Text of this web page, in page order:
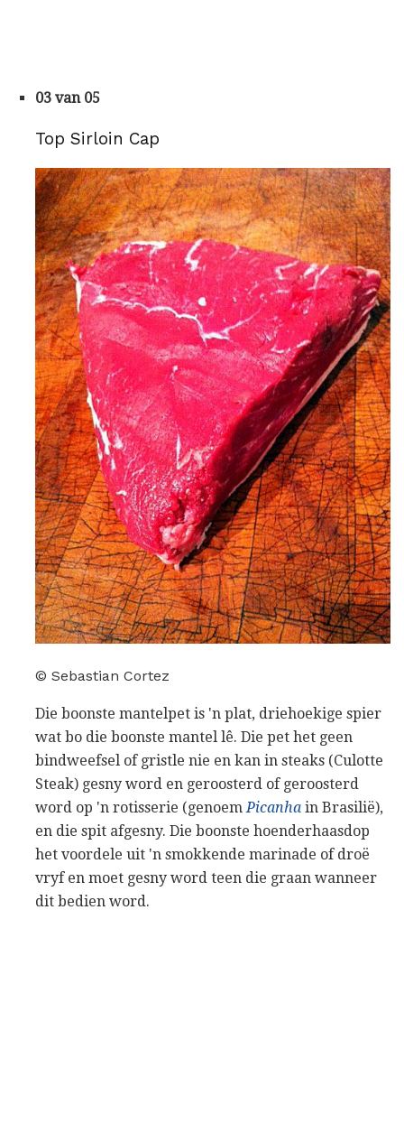
03 van 05
Top Sirloin Cap
© Sebastian Cortez
Die boonste mantelpet is 'n plat, driehoekige spier
wat bo die boonste mantel lê. Die pet het geen
bindweefsel of gristle nie en kan in steaks (Culotte
Steak) gesny word en geroosterd of geroosterd
word op 'n rotisserie (genoemPicanha in Brasilië),
en die spit afgesny. Die boonste hoenderhaasdop
het voordele uit 'n smokkende marinade of droë
vryf en moet gesny word teen die graan wanneer
dit bedien word.